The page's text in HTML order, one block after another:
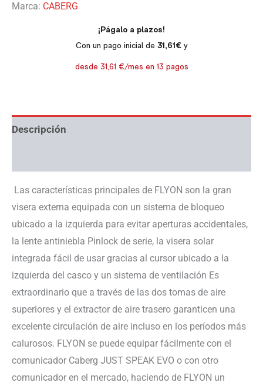
Marca: CABERG
Descripción
Las características principales de FLYON son la gran
visera externa equipada con un sistema de bloqueo
ubicado a la izquierda para evitar aperturas accidentales,
la lente antiniebla Pinlock de serie, la visera solar
integrada fácil de usar gracias al cursor ubicado a la
izquierda del casco y un sistema de ventilación Es
extraordinario que a través de las dos tomas de aire
superiores y el extractor de aire trasero garanticen una
excelente circulación de aire incluso en los períodos más
calurosos. FLYON se puede equipar fácilmente con el
comunicador Caberg JUST SPEAK EVO o con otro
comunicador en el mercado, haciendo de FLYON un